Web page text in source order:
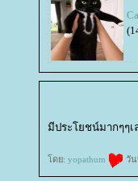
มีประโยชน์มากๆๆเ
ดย: yopathum วัน